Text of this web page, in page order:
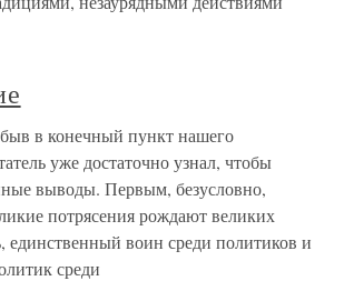
в конечный пункт нашего
уже достаточно узнал, чтобы
выводы. Первым, безусловно,
потрясения рождают великих
единственный воин среди политиков и
среди